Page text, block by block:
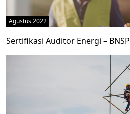
Agustus 2022
Sertifikasi Auditor Energi – BNSP